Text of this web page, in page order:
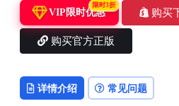
VIP限时优惠
限时3折
购买
购买官方正版
详情介绍 常见问题